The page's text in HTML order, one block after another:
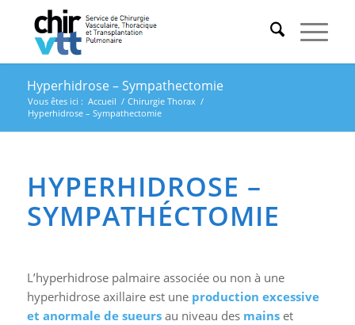
Hyperhidrose – Sympathectomie
Vous êtes ici : Accueil / Chirurgie Thorax /
Hyperhidrose – Sympathectomie
HYPERHIDROSE –
SYMPATHÉCTOMIE
L’hyperhidrose palmaire associée ou non à une
hyperhidrose axillaire est uneproduction excessive
et anormale de sueursau niveau des mainset